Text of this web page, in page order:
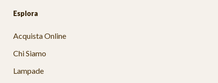
Esplora
Acquista Online
Chi Siamo
Lampade